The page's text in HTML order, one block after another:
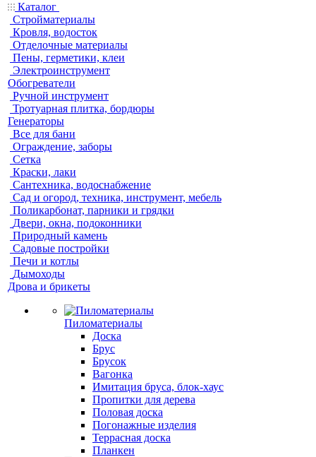
Каталог
Стройматериалы
Кровля, водосток
Отделочные материалы
Пены, герметики, клеи
Электроинструмент
Обогреватели
Ручной инструмент
Тротуарная плитка, бордюры
Генераторы
Все для бани
Ограждение, заборы
Сетка
Краски, лаки
Сантехника, водоснабжение
Сад и огород, техника, инструмент, мебель
Поликарбонат, парники и грядки
Двери, окна, подоконники
Природный камень
Садовые постройки
Печи и котлы
Дымоходы
Дрова и брикеты
Пиломатериалы
Доска
Брус
Брусок
Вагонка
Имитация бруса, блок-хаус
Пропитки для дерева
Половая доска
Погонажные изделия
Террасная доска
Планкен